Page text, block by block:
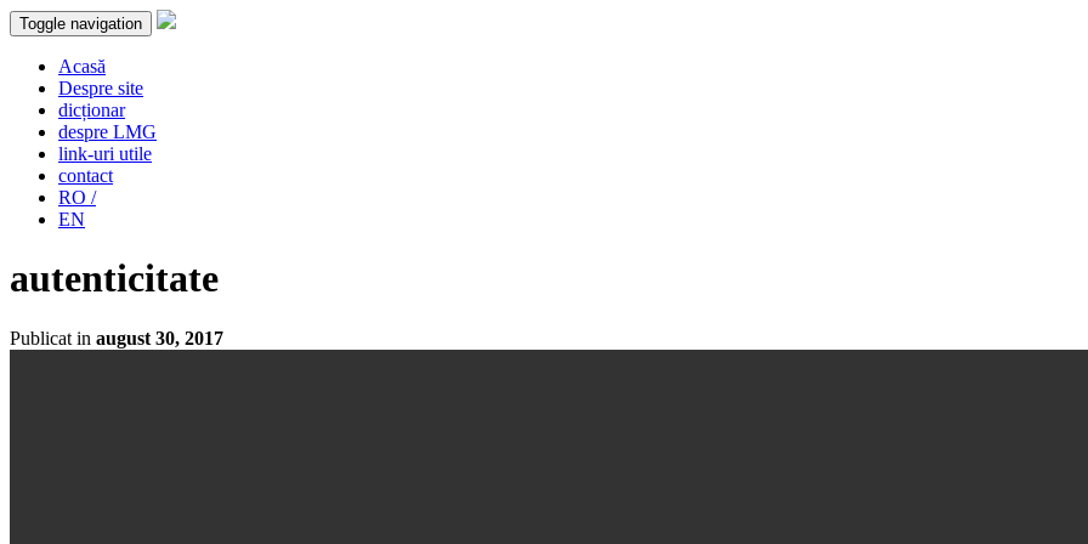
Toggle navigation
Acasă
Despre site
dicționar
despre LMG
link-uri utile
contact
RO /
EN
autenticitate
Publicat in august 30, 2017